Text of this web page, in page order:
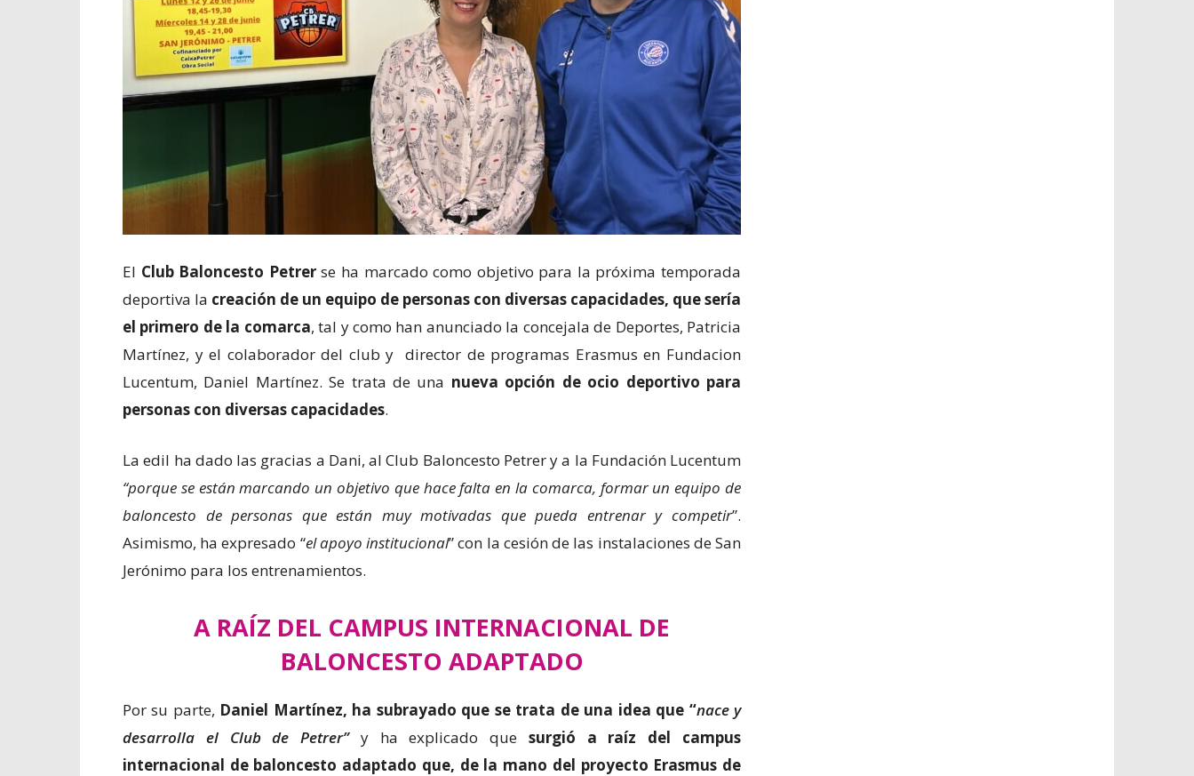
El Club Baloncesto Petrerse ha marcado como objetivo para la próxima temporada
deportiva la creación de un equipo de personas con diversas capacidades, que sería
el primero de la comarca, tal y como han anunciado la concejala de Deportes, Patricia
Martínez, y el colaborador del club y director de programas Erasmus en Fundacion
Lucentum, Daniel Martínez. Se trata de una nueva opción de ocio deportivo para
personas con diversas capacidades.
La edil ha dado las gracias a Dani, al Club Baloncesto Petrer y a la Fundación Lucentum
“porque se están marcando un objetivo que hace falta en la comarca, formar un equipo de
baloncesto de personas que están muy motivadas que pueda entrenar y competir”.
Asimismo, ha expresado “el apoyo institucional” con la cesión de las instalaciones de San
Jerónimo para los entrenamientos.
A RAÍZ DEL CAMPUS INTERNACIONAL DE
BALONCESTO ADAPTADO
Por su parte, Daniel Martínez, ha subrayado que se trata de una idea que “nace y
desarrolla el Club de Petrer”y ha explicado que surgió a raíz del campus
internacional de baloncesto adaptado que, de la mano del proyecto Erasmus de